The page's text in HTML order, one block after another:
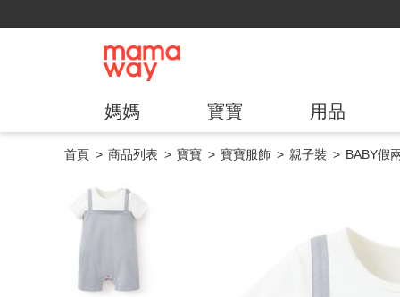
媽媽 寶寶 用品
首頁 商品列表 寶寶 寶寶服飾 親子裝 BABY假